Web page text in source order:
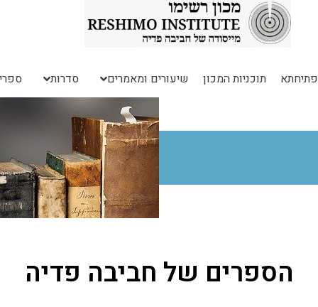
תוכניות המכון שיעורים ומאמרים סדרות
הספרים של חביבה פדיה